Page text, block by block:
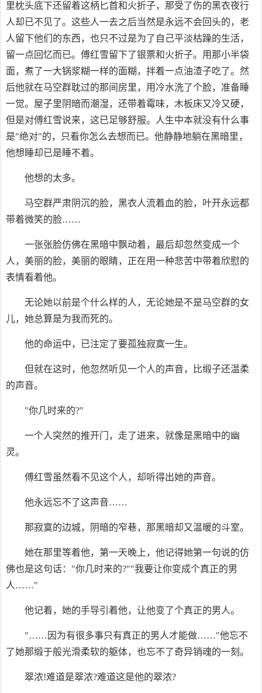
里枕头底下还留着这柄匕首和火折子，那受了伤的黑衣夜行
人却已不见了。这些人一去之后当然是永远不会回头的，老
人留下他们的东西，也只不过是为了自己平淡枯躁的生活，
留一点回忆而已。傅红雪留下了银票和火折子。用那小半袋
面，煮了一大锅浆糊一样的面糊，拌着一点油渣子吃了。然
后他就在马空群耽过的那间房里，用冷水洗了个脸，准备睡
一觉。屋子里阴暗而潮湿，还带着霉味，木板床又冷又硬，
但是对傅红雪说来，这已足够舒服。人生中本就没有什么事
是"绝对"的，只看你怎么去想而已。他静静地躺在黑暗里，
他想睡却已是睡不着。
他想的太多。
马空群严肃阴沉的脸，黑衣人流着血的脸，叶开永远都
带着微笑的脸……
一张张脸仿佛在黑暗中飘动着，最后却忽然变成一个
人，美丽的脸，美丽的眼睛，正在用一种悲苦中带着欣慰的
表情看着他。
无论她以前是个什么样的人，无论她是不是马空群的女
儿，她总算是为我而死的。
他的命运中，已注定了要孤独寂寞一生。
但就在这时，他忽然听见一个人的声音，比缎子还温柔
的声音。
"你几时来的?"
一个人突然的推开门，走了进来，就像是黑暗中的幽
灵。
傅红雪虽然看不见这个人，却听得出她的声音。
他永远忘不了这声音……
那寂寞的边城，阴暗的窄巷，那黑暗却又温暖的斗室。
她在那里等着他，第一天晚上，他记得她第一句说的仿
佛也是这句话："你几时来的?""我要让你变成个真正的男
人……"
他记着，她的手导引着他，让他变了个真正的男人。
"……因为有很多事只有真正的男人才能做……"他忘不
了她那缎于般光滑柔软的躯体，也忘不了奇异销魂的一刻。
翠浓!难道是翠浓?难道这是他的翠浓?